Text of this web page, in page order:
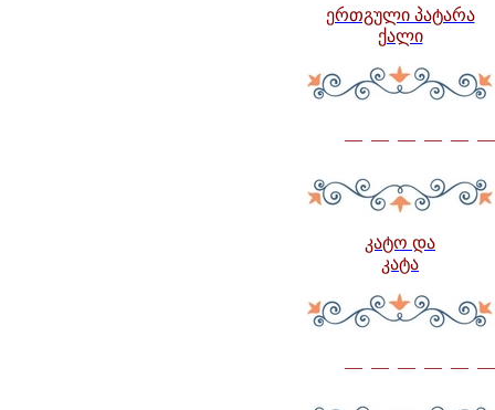
ერთგული პატარა
ქალი
— — — — —
კატო და
კატა
— — — — —